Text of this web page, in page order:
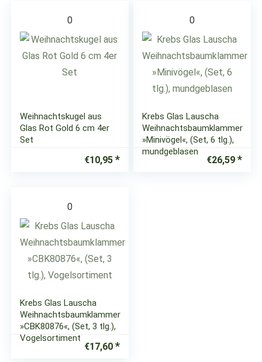
0
Weihnachtskugel aus
Glas Rot Gold 6 cm 4er
Set
€10,95
0
Krebs Glas Lauscha
Weihnachtsbaumklammer
»Minivögel«, (Set, 6 tlg.),
mundgeblasen
€26,59
0
Krebs Glas Lauscha
Weihnachtsbaumklammer
»CBK80876«, (Set, 3 tlg.),
Vogelsortiment
€17,60